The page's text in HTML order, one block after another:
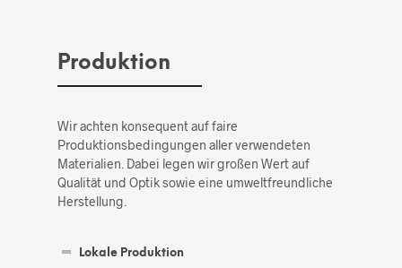
Produktion
Wir achten konsequent auf faire
Produktionsbedingungen aller verwendeten
Materialien. Dabei legen wir großen Wert auf
Qualität und Optik sowie eine umweltfreundliche
Herstellung.
Lokale Produktion